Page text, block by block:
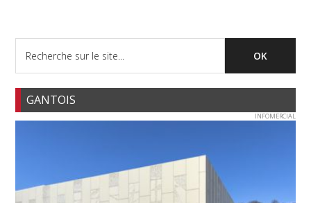
GANTOIS
INFOMERCIAL